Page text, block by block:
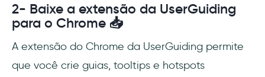
2- Baixe a extensão da UserGuiding
para o Chrome 📥
A extensão do Chrome da UserGuiding permite
que você crie guias, tooltips e hotspots